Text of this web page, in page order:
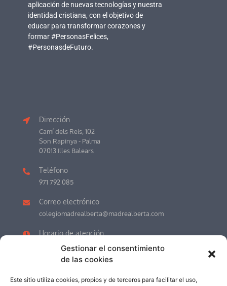
Gestionar el consentimiento
de las cookies
Este sitio utiliza cookies, propios y de terceros para facilitar el uso,
aplicación de nuevas tecnologías y nuestra
identidad cristiana, con el objetivo de
educar para transformar corazones y
formar #PersonasFelices,
#PersonasdeFuturo.
Dirección
Camí dels Reis, 102
Son Rapinya - Palma
07013 Illes Balears
Teléfono
971 792 085
Correo electrónico
colegiomadrealberta@madrealberta.com
Horario de atención
LU-VI 7.30h a 17.00h (Recepción)
JULIO y AGOSTO de 8.00h a 13.00h.